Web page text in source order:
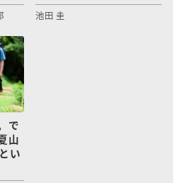
池田 圭
で
山
い